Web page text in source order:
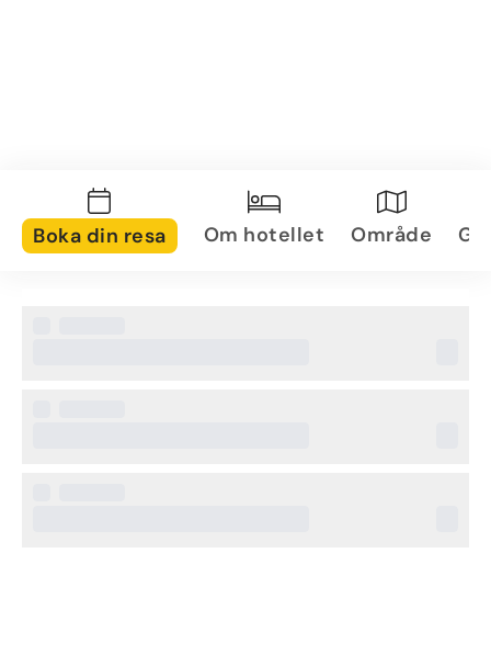
Boka din resa Om hotellet Område